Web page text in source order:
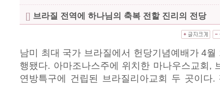
[] 브라질 전역에 하나님의 축복 전할 진리의 전당
남미 최대 국가 브라질에서 헌당기념예배가 4
행됐다. 아마조나스주에 위치한 마나우스교회,
연방특구에 건립된 브라질리아교회 두 곳이다